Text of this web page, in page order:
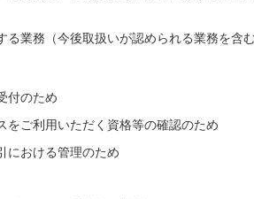
業務（今後取扱いが認められる業務を含む
付のため
をご利用いただく資格等の確認のため
における管理のため